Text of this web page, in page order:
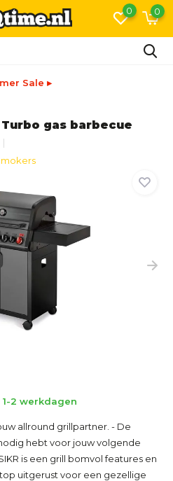
0 0
levering
Turbo gas barbecue
2 werkdagen
allround grillpartner. - De
hebt voor jouw volgende
is een grill bomvol features en
uitgerust voor een gezellige